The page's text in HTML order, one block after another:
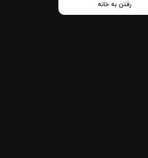
رفتن به خانه